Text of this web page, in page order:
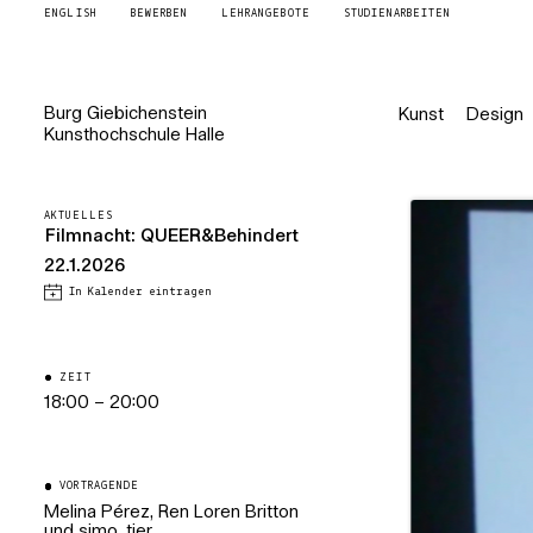
ENGLISH BEWERBEN LEHRANGEBOTE STUDIENARBEITEN
Burg Giebichenstein
Kunsthochschule Halle
Kunst Design
AKTUELLES
Filmnacht: QUEER&Behindert
22.1.2026
In Kalender eintragen
ZEIT
18:00 – 20:00
VORTRAGENDE
Melina Pérez, Ren Loren Britton